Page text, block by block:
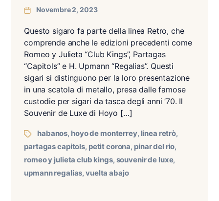
Novembre 2, 2023
Questo sigaro fa parte della linea Retro, che
comprende anche le edizioni precedenti come
Romeo y Julieta “Club Kings”, Partagas
“Capitols” e H. Upmann “Regalias”. Questi
sigari si distinguono per la loro presentazione
in una scatola di metallo, presa dalle famose
custodie per sigari da tasca degli anni ’70. Il
Souvenir de Luxe di Hoyo […]
Tagshabanos, hoyo de monterrey, linea retrò,
partagas capitols, petit corona, pinar del rio,
romeo y julieta club kings, souvenir de luxe,
upmann regalias,vuelta abajo